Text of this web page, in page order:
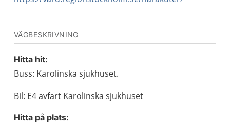
VÄGBESKRIVNING
Hitta hit:
Buss: Karolinska sjukhuset.
Bil: E4 avfart Karolinska sjukhuset
Hitta på plats: